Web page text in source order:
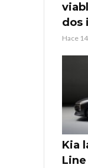
dos
Hace
Kia